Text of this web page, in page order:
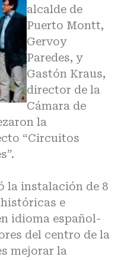
alcalde de
Puerto Montt,
Gervoy
Paredes, y
Gastón Kraus,
director de la
Cámara de
la
“Circuitos
la instalación de 8
e
idioma español-
del centro de la
mejorar la